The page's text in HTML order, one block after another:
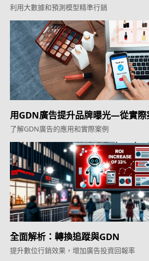
利用大數據和預測模型精準行銷
用GDN廣告提升品牌曝光—從實際
了解GDN廣告的應用和實際案例
全面解析：轉換追蹤與GDN
提升數位行銷效果，增加廣告投資回報率